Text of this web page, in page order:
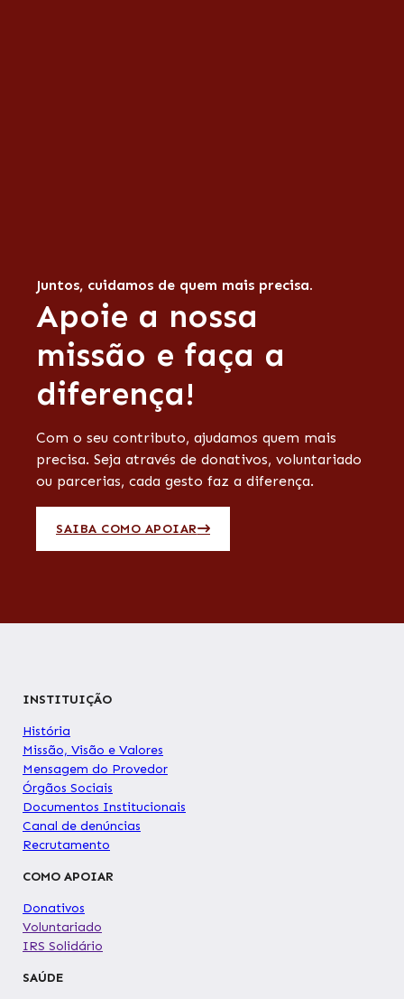
Apoie a nossa
missão e faça a
diferença!
Com o seu contributo, ajudamos quem mais
precisa. Seja através de donativos, voluntariado
ou parcerias, cada gesto faz a diferença.
SAIBA COMO APOIAR
Juntos, cuidamos de quem mais precisa.
INSTITUIÇÃO
História
Missão, Visão e Valores
Mensagem do Provedor
Órgãos Sociais
Documentos Institucionais
Canal de denúncias
Recrutamento
COMO APOIAR
Donativos
Voluntariado
IRS Solidário
SAÚDE